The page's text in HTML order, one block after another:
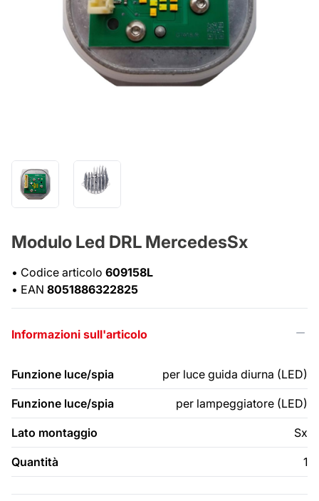
Modulo Led DRL MercedesSx
• Codice articolo 609158L
• EAN 8051886322825
Informazioni sull'articolo
Funzione luce/spia per luce guida diurna (LED)
Funzione luce/spia per lampeggiatore (LED)
Lato montaggio Sx
Quantità 1